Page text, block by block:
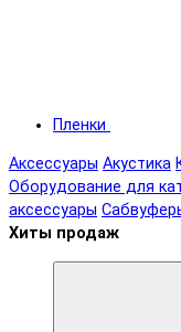
Пленки
Аксессуары Акустика
Оборудование для
аксессуары
Хиты продаж